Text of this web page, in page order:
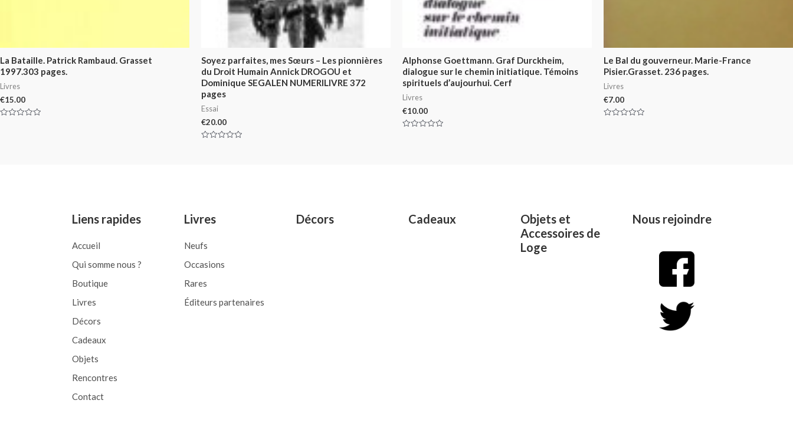
La Bataille. Patrick Rambaud. Grasset
1997.303 pages.
Livres
€15.00
Soyez parfaites, mes Sœurs – Les pionnières
du Droit Humain Annick DROGOU et
Dominique SEGALEN NUMERILIVRE 372
pages
Essai
€20.00
Alphonse Goettmann. Graf Durckheim,
dialogue sur le chemin initiatique. Témoins
spirituels d’aujourhui. Cerf
Livres
€10.00
Le Bal du gouverneur. Marie-France
Pisier.Grasset. 236 pages.
Livres
€7.00
Liens rapides
Accueil
Qui somme nous ?
Boutique
Livres
Décors
Cadeaux
Objets
Rencontres
Contact
Livres
Neufs
Occasions
Rares
Éditeurs partenaires
Décors Cadeaux
Objets et
Accessoires de
Loge
Nous rejoindre